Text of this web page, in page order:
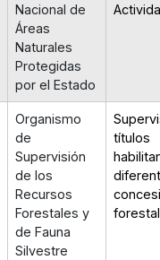
Nacional de
Áreas
Naturales
Protegidas
por el Estado
Organismo
de
Supervisión
de los
Recursos
Forestales y
de Fauna
Silvestre
títulos